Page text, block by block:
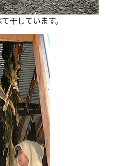
干しています。